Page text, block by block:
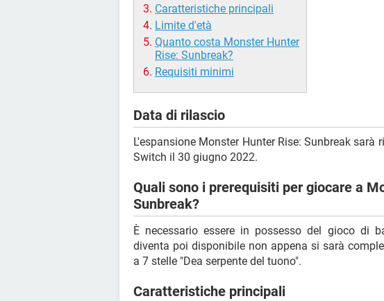
Caratteristiche principali
Limite d'età
Quanto costa Monster Hunter
Rise: Sunbreak?
Requisiti minimi
Data di rilascio
L'espansione Monster Hunter Rise: Sunbreak sarà
Switch il 30 giugno 2022.
Quali sono i prerequisiti per giocare a
Sunbreak?
È necessario essere in possesso del gioco di
diventa poi disponibile non appena si sarà
a 7 stelle "Dea serpente del tuono".
Caratteristiche principali